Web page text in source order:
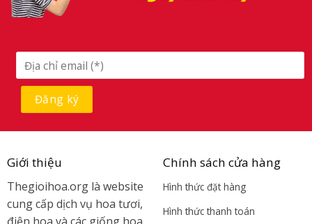
Giới thiệu
Thegioihoa.org là website
cung cấp dịch vụ hoa tươi,
Chính sách cửa hàng
Hình thức đặt hàng
Hình thức thanh toán